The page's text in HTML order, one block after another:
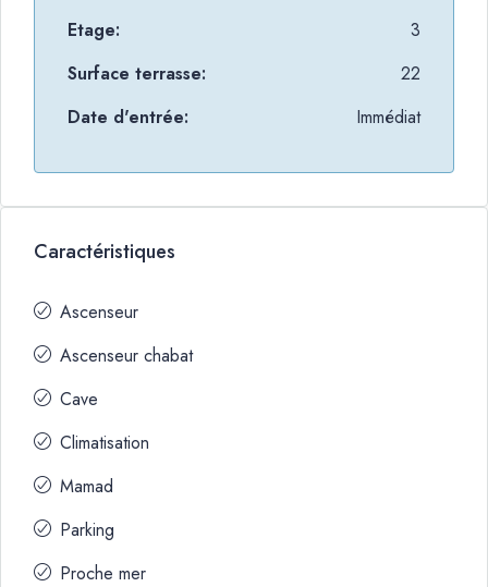
Etage:
3
Surface terrasse:
22
Date d'entrée:
Immédiat
Caractéristiques
Ascenseur
Ascenseur chabat
Cave
Climatisation
Mamad
Parking
Proche mer